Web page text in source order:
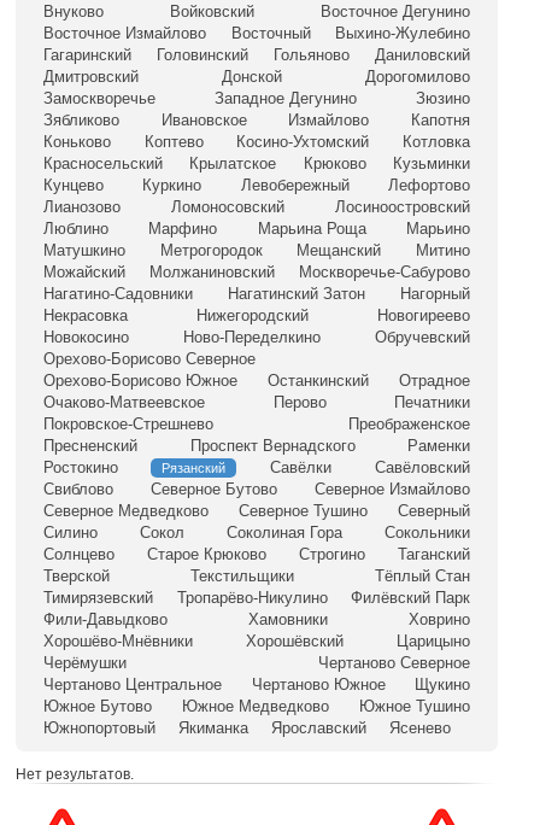
Внуково
Войковский
Восточное Дегунино
Восточное Измайлово
Восточный
Выхино-Жулебино
Гагаринский
Головинский Гольяново
Даниловский
Дмитровский
Донской
Дорогомилово
Замоскворечье
Западное Дегунино
Зюзино
Зябликово
Ивановское Измайлово
Капотня
Коньково
Коптево Косино-Ухтомский
Котловка
Красносельский
Крылатское Крюково
Кузьминки
Кунцево
Куркино Левобережный
Лефортово
Лианозово
Ломоносовский
Лосиноостровский
Люблино
Марфино Марьина Роща
Марьино
Матушкино
Метрогородок Мещанский
Митино
Можайский
Молжаниновский
Москворечье-Сабурово
Нагатино-Садовники
Нагатинский Затон
Нагорный
Некрасовка
Нижегородский
Новогиреево
Новокосино
Ново-Переделкино
Обручевский
Орехово-Борисово Северное
Орехово-Борисово Южное
Останкинский
Отрадное
Очаково-Матвеевское
Перово
Печатники
Покровское-Стрешнево
Преображенское
Пресненский
Проспект Вернадского
Раменки
Ростокино
Рязанский Савёлки
Савёловский
Свиблово
Северное Бутово
Северное Измайлово
Северное Медведково
Северное Тушино
Северный
Силино
Сокол Соколиная Гора
Сокольники
Солнцево
Старое Крюково Строгино
Таганский
Тверской
Текстильщики
Тёплый Стан
Тимирязевский
Тропарёво-Никулино
Филёвский Парк
Фили-Давыдково
Хамовники
Ховрино
Хорошёво-Мнёвники
Хорошёвский
Царицыно
Черёмушки
Чертаново Северное
Чертаново Центральное
Чертаново Южное
Щукино
Южное Бутово
Южное Медведково
Южное Тушино
Южнопортовый
Якиманка Ярославский Ясенево
Нет результатов.